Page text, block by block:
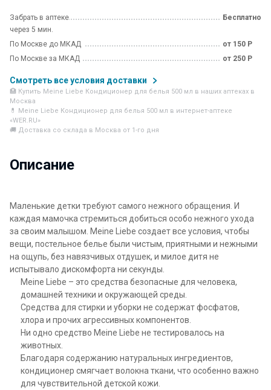
Забрать в аптеке
через 5 мин.
Бесплатно
По Москве до МКАД
от 150 Р
По Москве за МКАД
от 250 Р
Смотреть все условия доставки
🏥 Купить Meine Liebe Кондиционер для белья 500 мл в наших аптеках в
Москва
💊 Meine Liebe Кондиционер для белья 500 мл в интернет-аптеке
«WER.RU»
🚚 Доставка со склада в Москва от 1-го дня
Описание
Маленькие детки требуют самого нежного обращения. И
каждая мамочка стремиться добиться особо нежного ухода
за своим малышом. Meine Liebe создает все условия, чтобы
вещи, постельное белье были чистым, приятными и нежными
на ощупь, без навязчивых отдушек, и милое дитя не
испытывало дискомфорта ни секунды.
Meine Liebe – это средства безопасные для человека,
домашней техники и окружающей среды.
Средства для стирки и уборки не содержат фосфатов,
хлора и прочих агрессивных компонентов.
Ни одно средство Meine Liebe не тестировалось на
животных.
Благодаря содержанию натуральных ингредиентов,
кондиционер смягчает волокна ткани, что особенно важно
для чувствительной детской кожи.